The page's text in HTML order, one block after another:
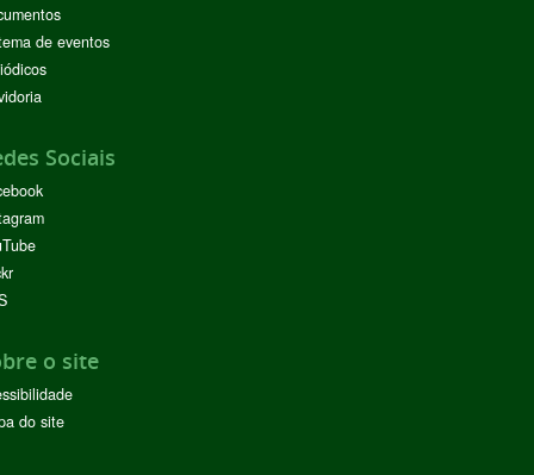
de eventos
Sociais
o site
do site